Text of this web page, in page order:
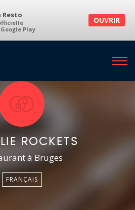
Resto
Play
OUVRIR
ROCKETS
à Bruges
FRANÇAIS